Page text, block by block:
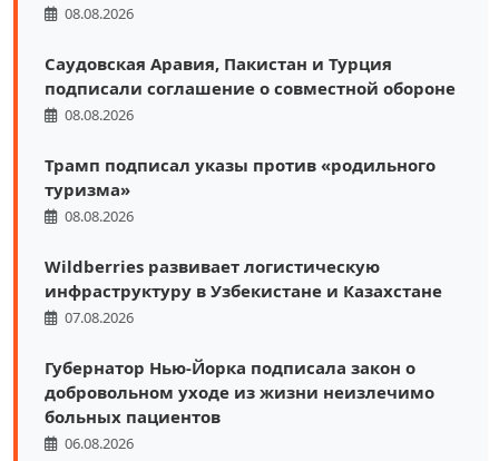
08.08.2026
Саудовская Аравия, Пакистан и Турция
подписали соглашение о совместной обороне
08.08.2026
Трамп подписал указы против «родильного
туризма»
08.08.2026
Wildberries развивает логистическую
инфраструктуру в Узбекистане и Казахстане
07.08.2026
Губернатор Нью-Йорка подписала закон о
добровольном уходе из жизни неизлечимо
больных пациентов
06.08.2026